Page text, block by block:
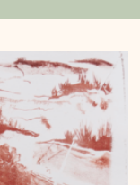
et
afin de créer
et figuratif. Il se
de
sont
Arches,
sur lin.